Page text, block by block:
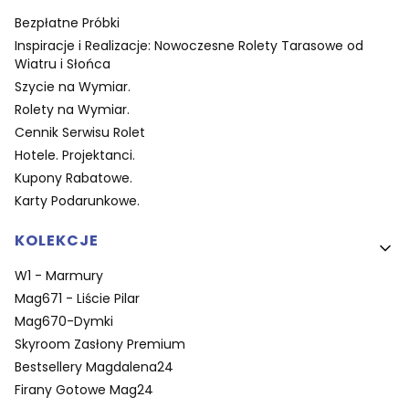
Bezpłatne Próbki
Inspiracje i Realizacje: Nowoczesne Rolety Tarasowe od
Wiatru i Słońca
Szycie na Wymiar.
Rolety na Wymiar.
Cennik Serwisu Rolet
Hotele. Projektanci.
Kupony Rabatowe.
Karty Podarunkowe.
KOLEKCJE
W1 - Marmury
Mag671 - Liście Pilar
Mag670-Dymki
Skyroom Zasłony Premium
Bestsellery Magdalena24
Firany Gotowe Mag24